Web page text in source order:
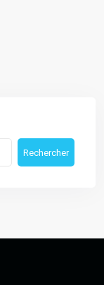
Rechercher